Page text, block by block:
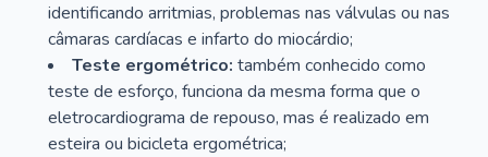
identificando arritmias, problemas nas válvulas ou nas
câmaras cardíacas e infarto do miocárdio;
Teste ergométrico: também conhecido como
teste de esforço, funciona da mesma forma que o
eletrocardiograma de repouso, mas é realizado em
esteira ou bicicleta ergométrica;